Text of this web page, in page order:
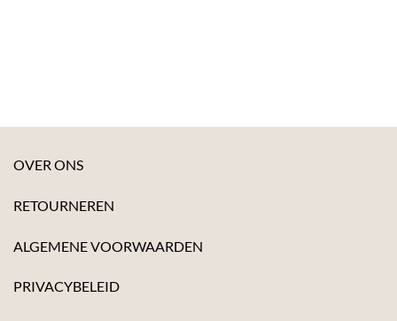
OVER ONS
RETOURNEREN
ALGEMENE VOORWAARDEN
PRIVACYBELEID